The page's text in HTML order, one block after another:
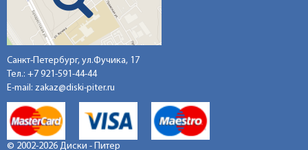
Санкт-Петербург, ул.Фучика, 17
Тел.: +7 921-591-44-44
E-mail: zakaz@diski-piter.ru
© 2002-2026 Диски - Питер